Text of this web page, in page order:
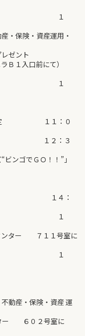
」 １
・保険・資産運用・
ント
入口前にて）
後」 １
性限定 １１：０
」 １２：３
ンゴでＧＯ！！”」
」 １４：
ット」 １
ー ７１１号室に
」 １
動産・保険・資産 運
６０２号室に